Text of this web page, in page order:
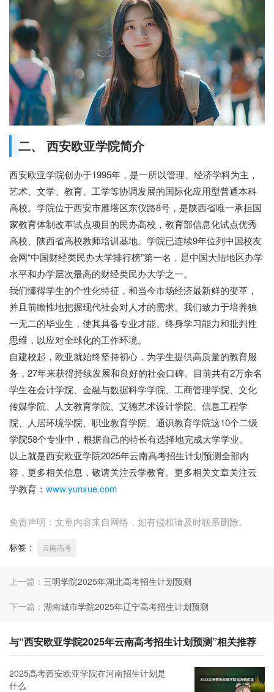
二、 西安欧亚学院简介
西安欧亚学院创办于1995年，是一所以管理、经济学科为主，
艺术、文学、教育、工学等协调发展的国际化应用型普通本科
高校。学院位于西安市雁塔区东仪路8号，是陕西省唯一承担国
家教育体制改革试点项目的民办高校，教育部信息化试点优秀
高校、陕西省高校教师培训基地。学院已连续9年位列中国校友
会网“中国财经类民办大学排行榜”第一名，是中国大陆地区办学
水平和办学层次最高的财经类民办大学之一。
我们懂得学生的个性化特征，和当今市场经济最新鲜的变革，
并且前瞻性地把握现代社会对人才的需求。我们致力于培养独
一无二的毕业生，使其具备专业才能、终身学习能力和批判性
思维，以应对全球化的工作环境。
自建校起，欧亚就始终坚持初心，为学生提供高质量的教育服
务，27年来获得持续发展和良好的社会口碑。目前共有2万余名
学生在会计学院、金融与数据科学学院、工商管理学院、文化
传媒学院、人文教育学院、艾德艺术设计学院、信息工程学
院、人居环境学院、职业教育学院、通识教育学院这10个二级
学院58个专业中，根据自己的特长有选择地完成大学学业。
以上就是西安欧亚学院2025年云南高考招生计划预测全部内
容，更多相关信息，敬请关注云学教育。更多相关文章关注云
学教育： www.yunxue.com
免责声明：文章内容来自网络，如有侵权请及时联系删除。
标签： 云南高考
上一篇： 三明学院2025年湖北高考招生计划预测
下一篇： 湖南城市学院2025年辽宁高考招生计划预测
与“西安欧亚学院2025年云南高考招生计划预测”相关推荐
2025高考西安欧亚学院在河南招生计划是
什么